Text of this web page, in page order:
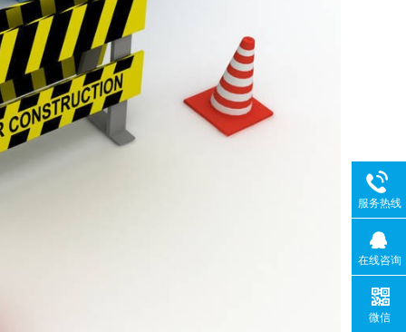
服务热线
在线咨询
微信